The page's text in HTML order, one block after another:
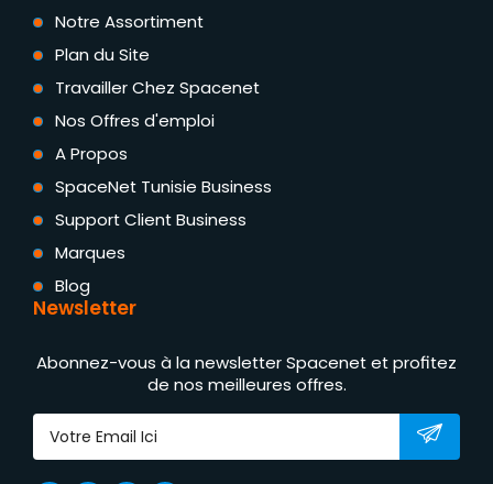
Notre Assortiment
Plan du Site
Travailler Chez Spacenet
Nos Offres d'emploi
A Propos
SpaceNet Tunisie Business
Support Client Business
Marques
Blog
Newsletter
Abonnez-vous à la newsletter Spacenet et profitez
de nos meilleures offres.